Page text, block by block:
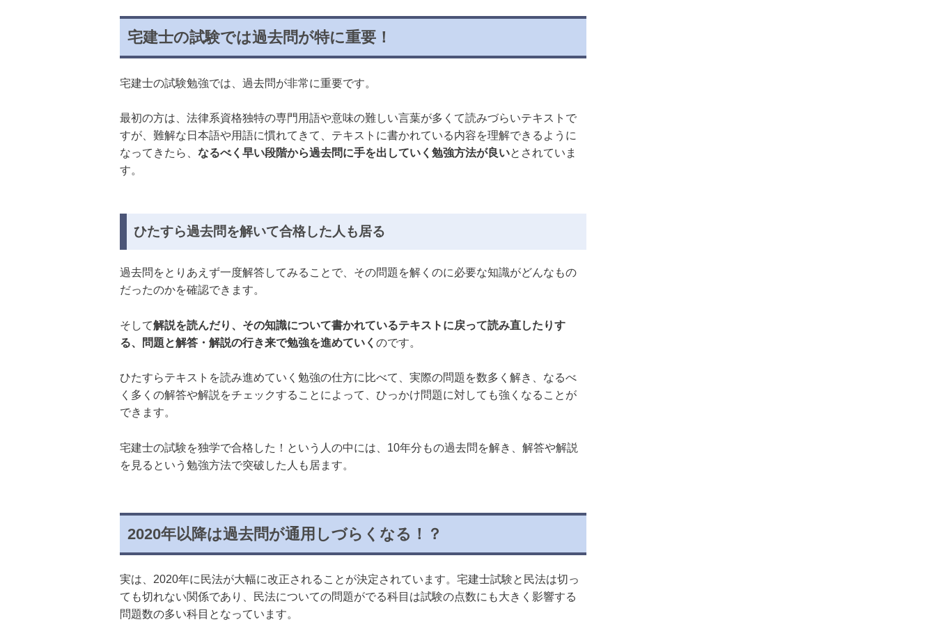
宅建士の試験では過去問が特に重要！
宅建士の試験勉強では、過去問が非常に重要です。
最初の方は、法律系資格独特の専門用語や意味の難しい言葉が多くて読みづらいテキストで
すが、難解な日本語や用語に慣れてきて、テキストに書かれている内容を理解できるように
なってきたら、 なるべく早い段階から過去問に手を出していく勉強方法が良いとされていま
す。
ひたすら過去問を解いて合格した人も居る
過去問をとりあえず一度解答してみることで、その問題を解くのに必要な知識がどんなもの
だったのかを確認できます。
そして解説を読んだり、その知識について書かれているテキストに戻って読み直したりす
る、問題と解答・解説の行き来で勉強を進めていく のです。
ひたすらテキストを読み進めていく勉強の仕方に比べて、実際の問題を数多く解き、なるべ
く多くの解答や解説をチェックすることによって、ひっかけ問題に対しても強くなることが
できます。
宅建士の試験を独学で合格した！という人の中には、10年分もの過去問を解き、解答や解説
を見るという勉強方法で突破した人も居ます。
2020年以降は過去問が通用しづらくなる！？
実は、2020年に民法が大幅に改正されることが決定されています。宅建士試験と民法は切っ
ても切れない関係であり、民法についての問題がでる科目は試験の点数にも大きく影響する
問題数の多い科目となっています。